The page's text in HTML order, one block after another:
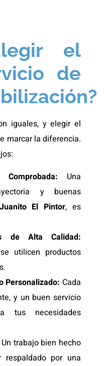
el
de
iguales, y elegir el
marcar la diferencia.
Una
y buenas
Juanito El Pintor, es
de Alta Calidad:
utilicen productos
Personalizado: Cada
y un buen servicio
tus necesidades
Un trabajo bien hecho
respaldado por una